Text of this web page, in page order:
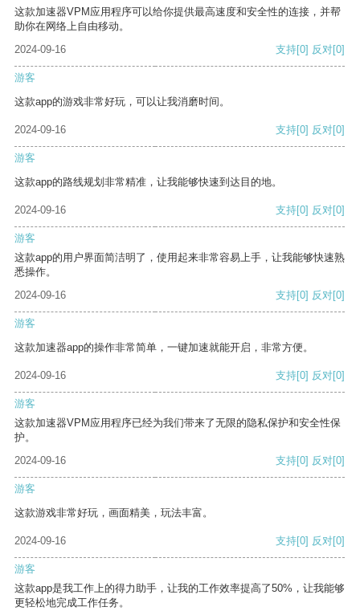
这款加速器VPM应用程序可以给你提供最高速度和安全性的连接，并帮
助你在网络上自由移动。
2024-09-16
支持[0] 反对[0]
游客
这款app的游戏非常好玩，可以让我消磨时间。
2024-09-16 支持[0] 反对[0]
游客
这款app的路线规划非常精准，让我能够快速到达目的地。
2024-09-16 支持[0] 反对[0]
游客
这款app的用户界面简洁明了，使用起来非常容易上手，让我能够快速熟
悉操作。
2024-09-16
支持[0] 反对[0]
游客
这款加速器app的操作非常简单，一键加速就能开启，非常方便。
2024-09-16 支持[0] 反对[0]
游客
这款加速器VPM应用程序已经为我们带来了无限的隐私保护和安全性保
护。
2024-09-16
支持[0] 反对[0]
游客
这款游戏非常好玩，画面精美，玩法丰富。
2024-09-16 支持[0] 反对[0]
游客
这款app是我工作上的得力助手，让我的工作效率提高了50%，让我能够
更轻松地完成工作任务。